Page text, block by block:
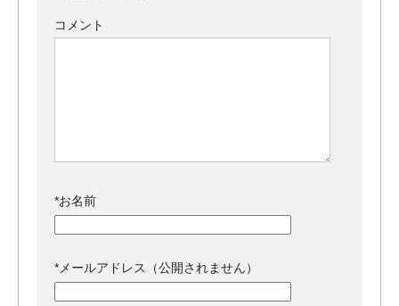
コメント
*お名前
* メールアドレス（公開されません）